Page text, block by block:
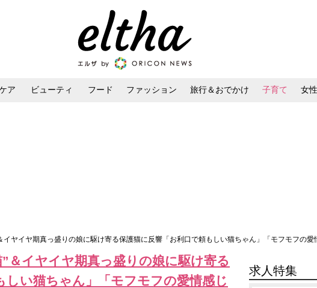
ア ビューティ フード ファッション 旅行＆おでかけ 子育て 女
イヤイヤ期真っ盛りの娘に駆け寄る保護猫に反響「お利口で頼もしい猫ちゃん」「モフモフの愛
＆イヤイヤ期真っ盛りの娘に駆け寄る
しい猫ちゃん」「モフモフの愛情感じ
求人特集